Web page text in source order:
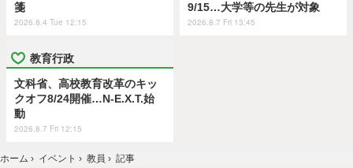
箋
2026.8.4 Tue 12:15
9/15…大学等の先生が対象
2026.8.7 Fri 13:45
教育行政
文科省、高校教育改革のキッ
クオフ8/24開催…N-E.X.T.始
動
2026.8.7 Fri 12:15
ホーム › イベント › 教員 › 記事